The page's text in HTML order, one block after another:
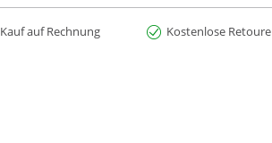
Kauf auf Rechnung Kostenlose Retoure